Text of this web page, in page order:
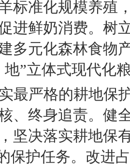
标准化规模养殖
进鲜奶消费。树
多元化森林食物
地”立体式现代化
实最严格的耕地
、终身追责。健
坚决落实耕地保
保护任务。改进